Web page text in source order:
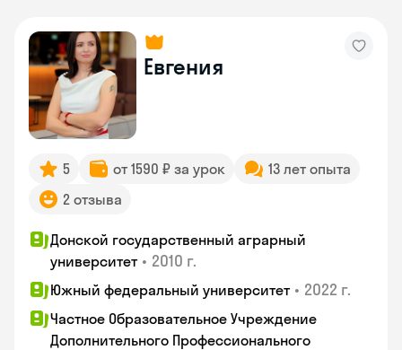
Евгения
5 от 1590 ₽ за урок
13 лет опыта
2 отзыва
Донской государственный аграрный
университет • 2010 г.
Южный федеральный университет • 2022 г.
Частное Образовательное Учреждение
Дополнительного Профессионального